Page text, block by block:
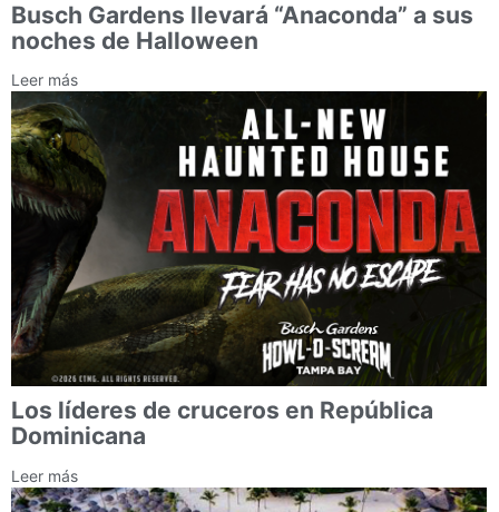
Busch Gardens llevará “Anaconda” a sus
noches de Halloween
Leer más
Los líderes de cruceros en República
Dominicana
Leer más